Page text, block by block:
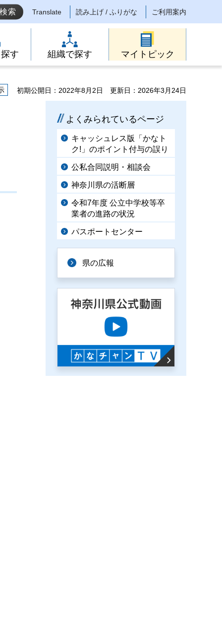
Translate 読み上げ / ふりがな ご利用案内
す 組織で探す マイトピック
初期公開日：2022年8月2日 更新日：2026年3月24日
よくみられているページ
キャッシュレス版「かなト
ク!」のポイント付与の誤り
公私合同説明・相談会
神奈川県の活断層
令和7年度 公立中学校等卒
業者の進路の状況
パスポートセンター
県の広報